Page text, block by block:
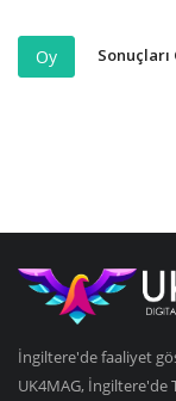
Oy
İngiltere'de faaliyet
UK4MAG, İngiltere'de